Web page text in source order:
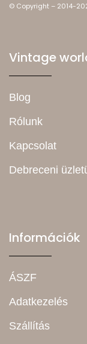
© Copyright – 2014-
Vintage
Blog
Rólunk
Kapcsolat
Debreceni
Információk
ÁSZF
Adatkezelés
Szállítás